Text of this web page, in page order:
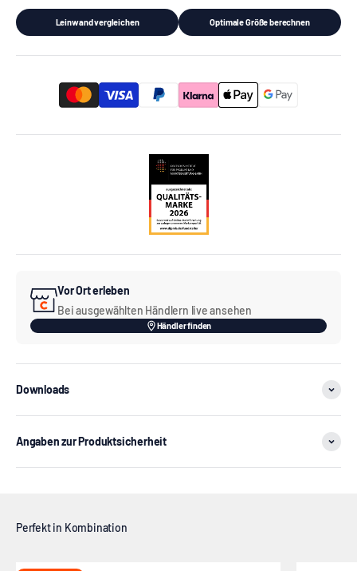
Leinwand vergleichen Optimale Größe berechnen
Vor Ort erleben
Bei ausgewählten Händlern live ansehen
Händler finden
Downloads
Angaben zur Produktsicherheit